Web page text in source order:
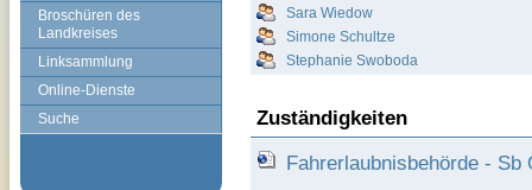
Broschüren des
Landkreises
Linksammlung
Online-Dienste
Suche
Sara Wiedow
Simone Schultze
Stephanie Swoboda
Zuständigkeiten
Fahrerlaubnisbehörde -